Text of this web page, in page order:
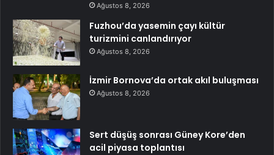
Ağustos 8, 2026
Fuzhou’da yasemin çayı kültür
turizmini canlandırıyor
Ağustos 8, 2026
İzmir Bornova’da ortak akıl buluşması
Ağustos 8, 2026
Sert düşüş sonrası Güney Kore’den
acil piyasa toplantısı